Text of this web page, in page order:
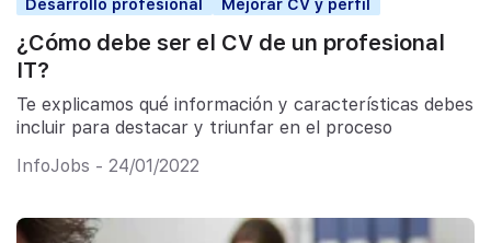
Desarrollo profesional Mejorar CV y perfil
¿Cómo debe ser el CV de un profesional
IT?
Te explicamos qué información y características debes
incluir para destacar y triunfar en el proceso
InfoJobs - 24/01/2022